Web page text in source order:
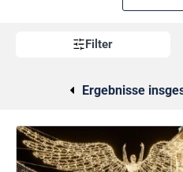
Filter
Ergebnisse